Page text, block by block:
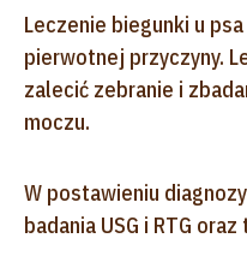
Leczenie biegunki u
pierwotnej przyczyny.
zalecić zebranie i
moczu.
W postawieniu
badania USG i RTG